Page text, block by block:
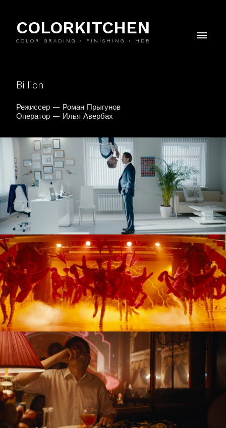
COLORKITCHEN
COLOR GRADING • FINISHING • HDR
Billion
Режиссер — Роман Прыгунов
Оператор — Илья Авербах